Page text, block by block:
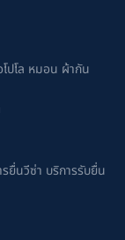
โปโล หมอน ผ้ากัน
รยื่นวีซ่า บริการรับยื่น